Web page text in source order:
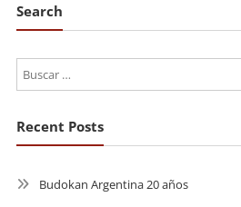
Search
Recent Posts
Budokan Argentina 20 años